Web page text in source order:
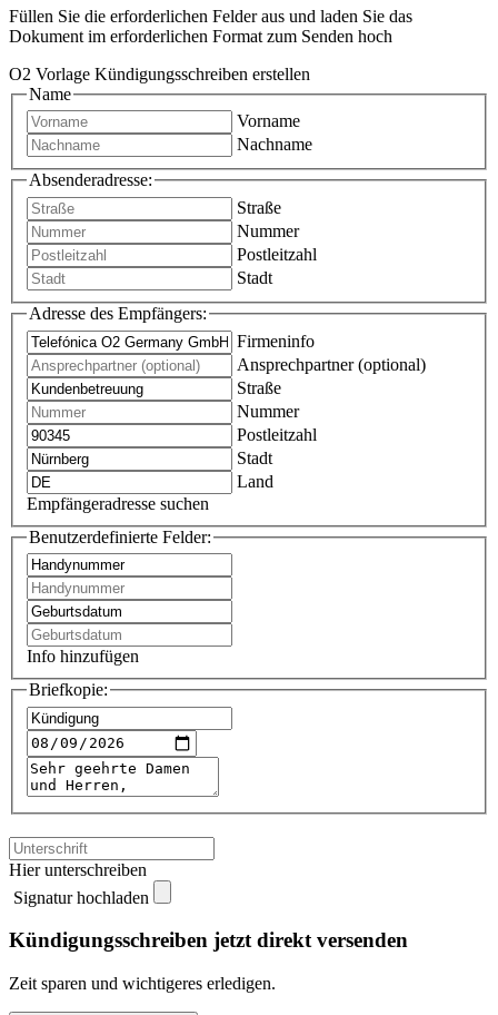
Füllen Sie die erforderlichen Felder aus und laden Sie das
Dokument im erforderlichen Format zum Senden hoch
O2 Vorlage Kündigungsschreiben erstellen
Name
Vorname
Nachname
Absenderadresse:
Straße
Nummer
Postleitzahl
Stadt
Adresse des Empfängers:
Firmeninfo
Ansprechpartner (optional)
Straße
Nummer
Postleitzahl
Stadt
Land
Empfängeradresse suchen
Benutzerdefinierte Felder:
Info hinzufügen
Briefkopie:
Hier unterschreiben
Signatur hochladen
Kündigungsschreiben jetzt direkt versenden
Zeit sparen und wichtigeres erledigen.